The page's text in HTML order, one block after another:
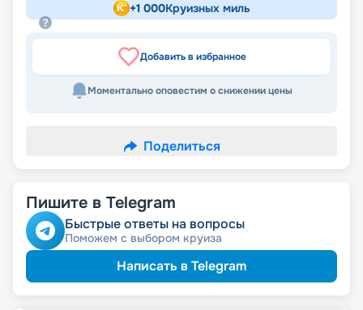
+1 000Круизных миль
Добавить в избранное
Моментально оповестим о снижении цены
Поделиться
Пишите в Telegram
Быстрые ответы на вопросы
Поможем с выбором круиза
Написать в Telegram